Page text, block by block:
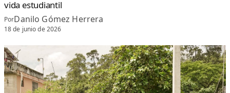
vida estudiantil
PorDanilo Gómez Herrera
18 de junio de 2026